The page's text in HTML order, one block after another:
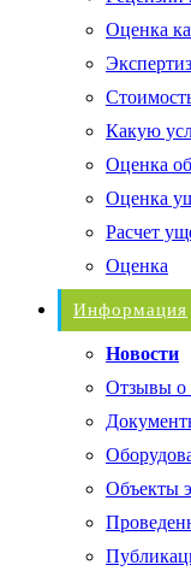
Оценка
Какую
Оценка
Оценка
Расчет
Оценка
Информация
Новости
Отзывы о
Объекты